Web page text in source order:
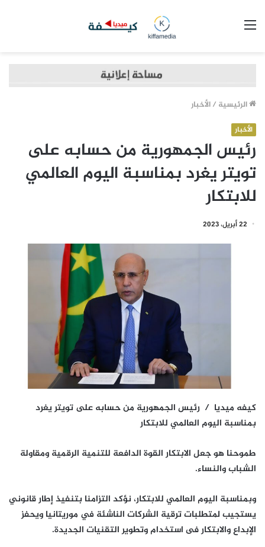
الرئيسية /الأخبار
الأخبار
رئيس الجمهورية من حسابه على
تويتر يغرد بمناسبة اليوم العالمي
للابتكار
22 أبريل، 2023
كيفه ميديا / رئيس الجمهورية من حسابه على تويتر يغرد
بمناسبة اليوم العالمي للابتكار
طموحنا هو جعل الابتكار القوة الدافعة للتنمية الرقمية ومقاولة
الشباب والنساء.
‏وبمناسبة اليوم العالمي للابتكار، نؤكد التزامنا بتنفيذ إطار قانوني
يستجيب لمتطلبات ترقية الشركات الناشئة في موريتانيا ويحفز
الإبداع والابتكار فى استخدام وتطوير التقنيات الجديدة.